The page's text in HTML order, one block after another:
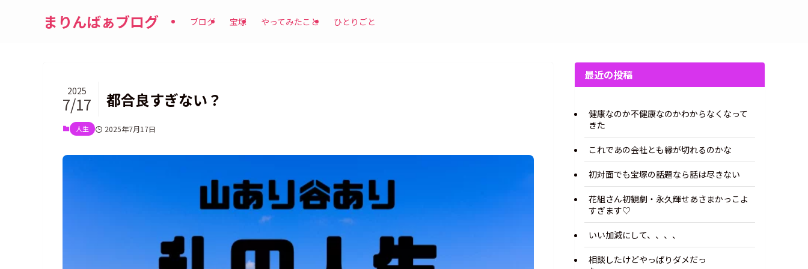
まりんばぁブログ ブログ 宝塚 やってみたこと ひとりごと
都合良すぎない？
2025
7/17
人生 2025年7月17日
最近の投稿
健康なのか不健康なのかわからなくなって
きた
これであの会社とも縁が切れるのかな
初対面でも宝塚の話題なら話は尽きない
花組さん初観劇・永久輝せあさまかっこよ
すぎます♡
いい加減にして、、、、
相談したけどやっぱりダメだっ